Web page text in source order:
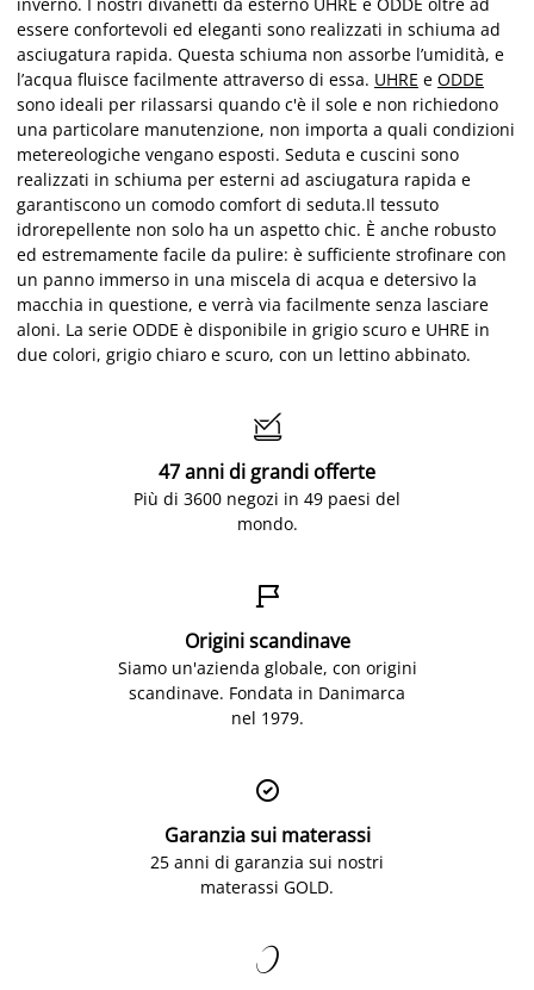
essere confortevoli ed eleganti sono realizzati in schiuma ad
asciugatura rapida. Questa schiuma non assorbe l’umidità, e
l’acqua fluisce facilmente attraverso di essa. UHRE e ODDE
sono ideali per rilassarsi quando c'è il sole e non richiedono
una particolare manutenzione, non importa a quali condizioni
metereologiche vengano esposti. Seduta e cuscini sono
realizzati in schiuma per esterni ad asciugatura rapida e
garantiscono un comodo comfort di seduta.Il tessuto
idrorepellente non solo ha un aspetto chic. È anche robusto
ed estremamente facile da pulire: è sufficiente strofinare con
un panno immerso in una miscela di acqua e detersivo la
macchia in questione, e verrà via facilmente senza lasciare
aloni. La serie ODDE è disponibile in grigio scuro e UHRE in
due colori, grigio chiaro e scuro, con un lettino abbinato.

47 anni di grandi offerte
Più di 3600 negozi in 49 paesi del
mondo.

Origini scandinave
Siamo un'azienda globale, con origini
scandinave. Fondata in Danimarca
nel 1979.

Garanzia sui materassi
25 anni di garanzia sui nostri
materassi GOLD.
